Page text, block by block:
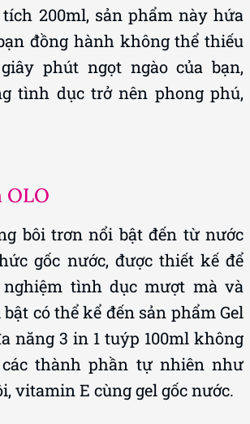
200ml, sản phẩm này hứa
đồng hành không thể thiếu
phút ngọt ngào của bạn,
tình dục trở nên phong phú,
OLO
bôi trơn nổi bật đến từ nước
gốc nước, được thiết kế để
tình dục mượt mà và
có thể kể đến sản phẩm Gel
năng 3 in 1 tuýp 100ml không
thành phần tự nhiên như
vitamin E cùng gel gốc nước.